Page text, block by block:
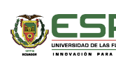
contenido